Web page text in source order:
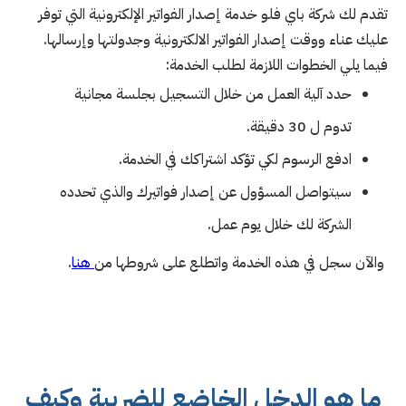
تقدم لك شركة باي فلو خدمة إصدار الفواتير الإلكترونية التي توفر
عليك عناء ووقت إصدار الفواتير الالكترونية وجدولتها وإرسالها.
فيما يلي الخطوات اللازمة لطلب الخدمة:
حدد آلية العمل من خلال التسجيل بجلسة مجانية
تدوم ل 30 دقيقة.
ادفع الرسوم لكي تؤكد اشتراكك في الخدمة.
سيتواصل المسؤول عن إصدار فواتيرك والذي تحدده
الشركة لك خلال يوم عمل.
والآن سجل في هذه الخدمة واتطلع على شروطها منهنا.